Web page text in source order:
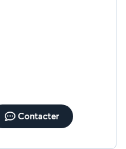
Contacter